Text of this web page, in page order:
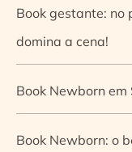
Book gestante: no
domina a cena!
Book Newborn em
Book Newborn: o